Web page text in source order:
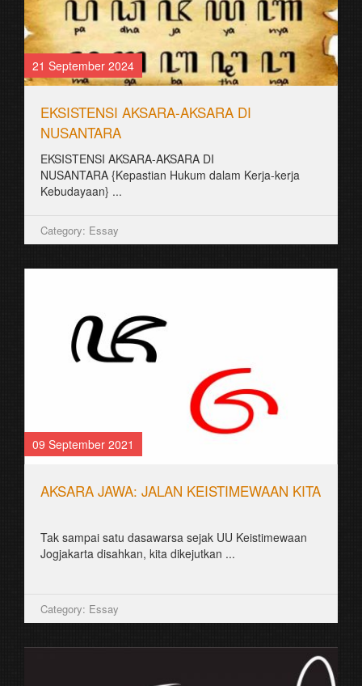
21 September 2024
EKSISTENSI AKSARA-AKSARA DI
NUSANTARA
EKSISTENSI AKSARA-AKSARA DI
NUSANTARA {Kepastian Hukum dalam Kerja-kerja
Kebudayaan} ...
Category: Essay
09 September 2021
AKSARA JAWA: JALAN KEISTIMEWAAN KITA
Tak sampai satu dasawarsa sejak UU Keistimewaan
Jogjakarta disahkan, kita dikejutkan ...
Category: Essay